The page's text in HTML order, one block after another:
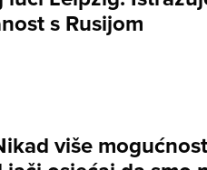
s Rusijom
više